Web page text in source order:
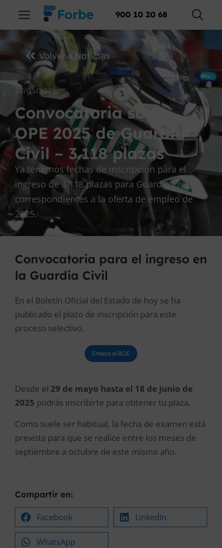
900 10 20 68
Volver a Noticias
28/05/2025
Convocatoria sobre
OPE 2025 de Guardia
Civil – 3.118 plazas
Ya tenemos fechas de inscripción para el
ingreso de 3.118 plazas para Guardia Civil
correspondientes a la oferta de empleo de
2025.
Convocatoria para el ingreso en
la Guardia Civil
En el Boletín Oficial del Estado de hoy se ha
publicado el plazo de inscripción para este
proceso selectivo.
Enlace al BOE
Desde el 29 de mayo hasta el 18 de junio de
2025 podrás inscribirte para obtener tu plaza.
Como suele ser habitual, la fecha de examen está
prevista para que se realice entre los meses de
septiembre a octubre de este mismo año.
Compartir en:
Facebook LinkedIn
WhatsApp